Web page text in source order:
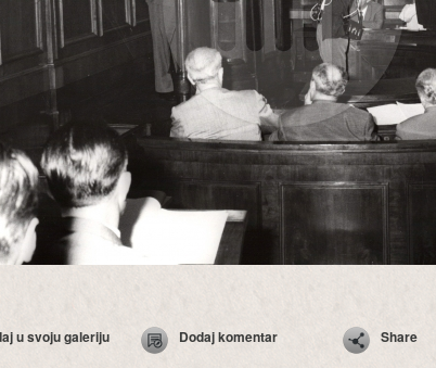
u svoju galeriju Dodaj komentar Share